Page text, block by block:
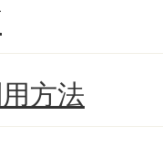
方法